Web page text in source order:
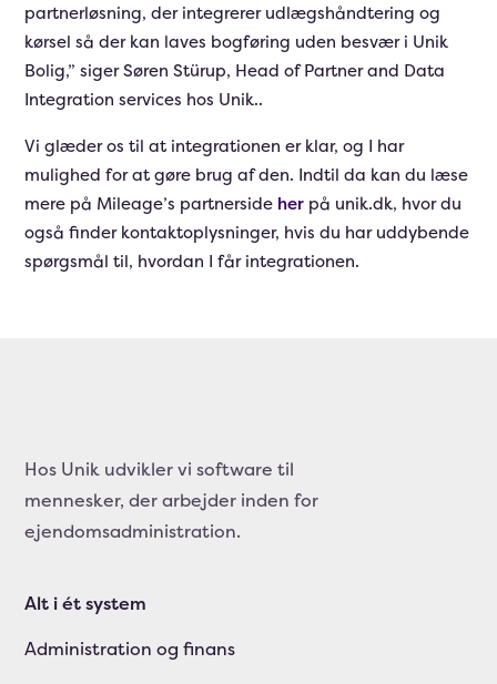
partnerløsning,der integrerer udlægshåndtering og
kørsel så der kan laves bogføring uden besvær i Unik
Bolig,” siger Søren Stürup, Head of Partner and Data
Integration services hos Unik..
Vi glæder os til at integrationen er klar, og I har
mulighed for at gøre brug af den. Indtil da kan du læse
mere på Mileage’s partnerside her på unik.dk, hvor du
også finder kontaktoplysninger, hvis du har uddybende
spørgsmål til, hvordan I får integrationen.
Hos Unik udvikler vi software til
mennesker, der arbejder inden for
ejendomsadministration.
Alt i ét system
Administration og finans